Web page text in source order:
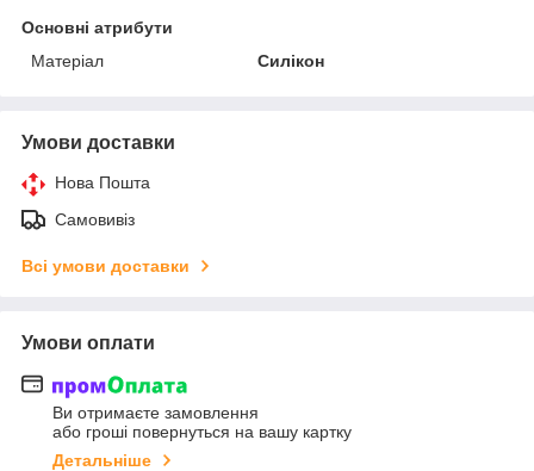
Основні атрибути
Матеріал
Силікон
Умови доставки
Нова Пошта
Самовивіз
Всі умови доставки
Умови оплати
Ви отримаєте замовлення
або гроші повернуться на вашу картку
Детальніше